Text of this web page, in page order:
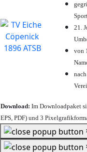
21.
von
Download: Im Downloadpaket
EPS, PDF) und 3